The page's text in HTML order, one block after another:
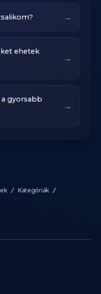
→
ehetek
→
gyorsabb
→
Kategóriák